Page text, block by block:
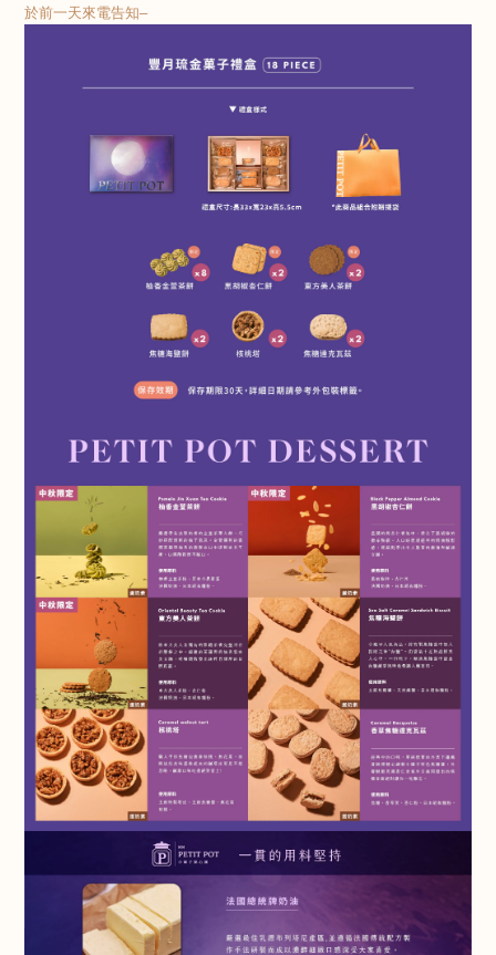
於前一天來電告知–